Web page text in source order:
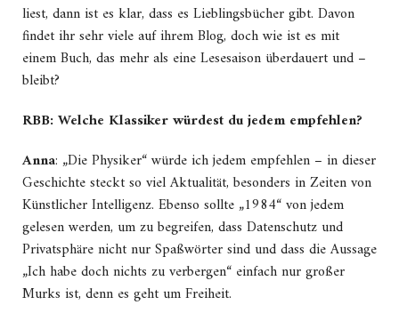
liest, dann ist es klar, dass es Lieblingsbücher gibt. Davon
findet ihr sehr viele auf ihrem Blog, doch wie ist es mit
einem Buch, das mehr als eine Lesesaison überdauert und –
bleibt?
RBB: Welche Klassiker würdest du jedem empfehlen?
Anna: „Die Physiker“ würde ich jedem empfehlen – in dieser
Geschichte steckt so viel Aktualität, besonders in Zeiten von
Künstlicher Intelligenz. Ebenso sollte „1984“ von jedem
gelesen werden, um zu begreifen, dass Datenschutz und
Privatsphäre nicht nur Spaßwörter sind und dass die Aussage
„Ich habe doch nichts zu verbergen“ einfach nur großer
Murks ist, denn es geht um Freiheit.